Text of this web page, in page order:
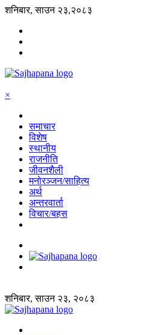
शनिबार, साउन २३,२०८३
×
समाचार
विशेष
स्थानीय
राजनीति
जीवनशैली
मनोरञ्जन/साहित्य
अर्थ
अन्तरवार्ता
विचार/बहस
शनिबार, साउन २३, २०८३